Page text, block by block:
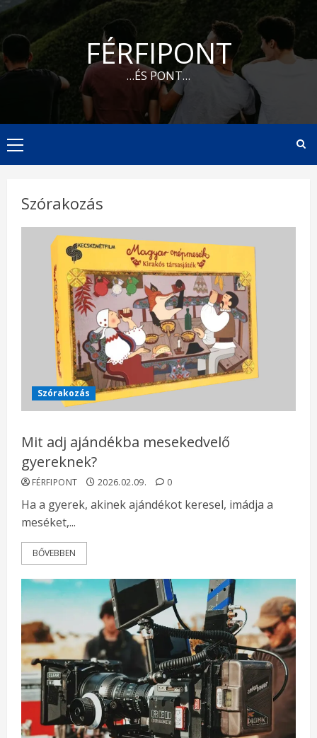
Skip
content
FÉRFIPONT
…ÉS PONT…
Primary
Menu
Szórakozás
Szórakozás
Mit adj ajándékba mesekedvelő
gyereknek?
FÉRFIPONT 2026.02.09. 0
Ha a gyerek, akinek ajándékot keresel, imádja a
meséket,...
BŐVEBBEN